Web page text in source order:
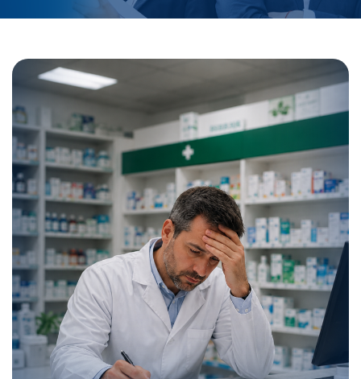
Si tu farmacia solo funciona cuando tú estás, no
tienes una farmacia: tienes un autoempleo caro